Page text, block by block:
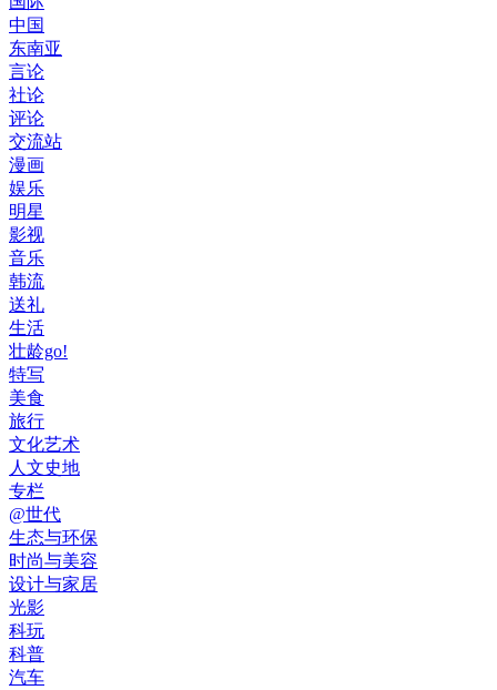
中国
东南亚
言论
社论
评论
交流站
漫画
娱乐
明星
影视
音乐
韩流
送礼
生活
壮龄go!
特写
美食
旅行
文化艺术
人文史地
专栏
@世代
生态与环保
时尚与美容
设计与家居
光影
科玩
科普
汽车